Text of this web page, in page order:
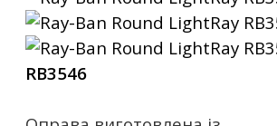
RB3546